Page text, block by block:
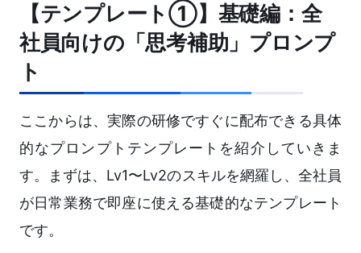
【テンプレート①】基礎編：全
社員向けの「思考補助」プロンプ
ト
ここからは、実際の研修ですぐに配布できる具体
的なプロンプトテンプレートを紹介していきま
す。まずは、Lv1〜Lv2のスキルを網羅し、全社員
が日常業務で即座に使える基礎的なテンプレート
です。